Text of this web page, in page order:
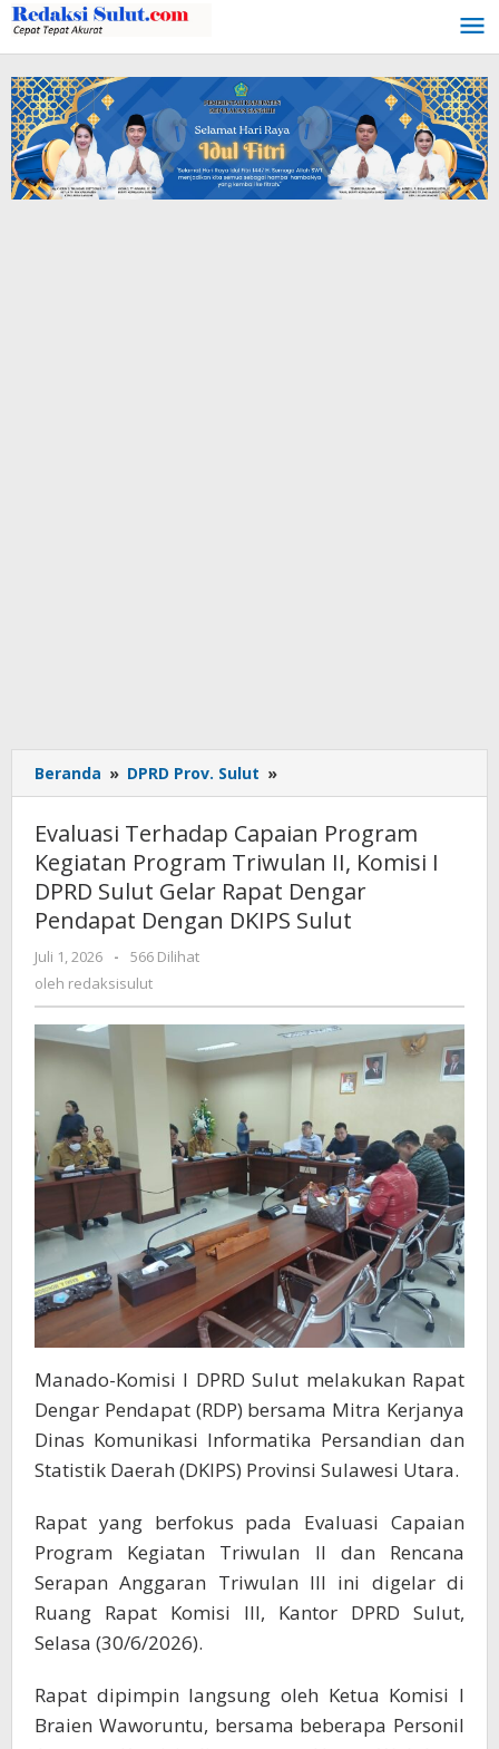
Lewati
ke
konten
Beranda » DPRD Prov. Sulut »
Terhadap
Program
Kegiatan
Program
Triwulan
DPRD
Sulut
Gelar
Rapat
Pendapat
Dengan
DKIPS
Sulut
Evaluasi Terhadap Capaian Program
Kegiatan Program Triwulan II, Komisi I
DPRD Sulut Gelar Rapat Dengar
Pendapat Dengan DKIPS Sulut
Juli 1, 2026
oleh
redaksisulut
-
566 Dilihat
oleh redaksisulut
Manado-Komisi I DPRD Sulut melakukan Rapat
Dengar Pendapat (RDP) bersama Mitra Kerjanya
Dinas Komunikasi Informatika Persandian dan
Statistik Daerah (DKIPS) Provinsi Sulawesi Utara.
Rapat yang berfokus pada Evaluasi Capaian
Program Kegiatan Triwulan II dan Rencana
Serapan Anggaran Triwulan III ini digelar di
Ruang Rapat Komisi III, Kantor DPRD Sulut,
Selasa (30/6/2026).
Rapat dipimpin langsung oleh Ketua Komisi I
Braien Waworuntu, bersama beberapa Personil